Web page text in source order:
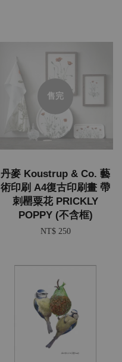
售完
丹麥 Koustrup & Co. 藝
術印刷 A4復古印刷畫 帶
刺罌粟花 PRICKLY
POPPY (不含框)
NT$ 250